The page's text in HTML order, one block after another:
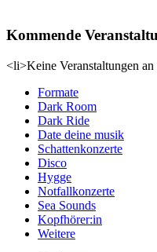
Kommende
<li>Keine Veranstaltungen
Formate
Dark Room
Dark Ride
Date deine musik
Schattenkonzerte
Disco
Hygge
Notfallkonzerte
Sea Sounds
Kopfhörer:in
Weitere